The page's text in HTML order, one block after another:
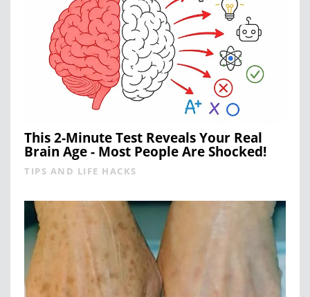
This 2-Minute Test Reveals Your Real
Brain Age - Most People Are Shocked!
TIPS AND LIFE HACKS